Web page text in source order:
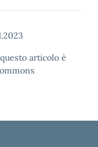
articolo è